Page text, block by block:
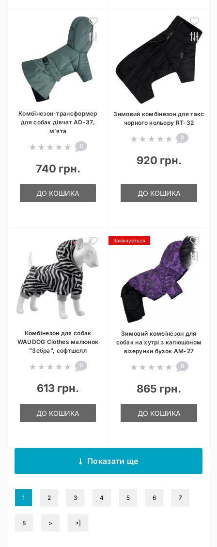
Комбінезон-трансформер
для собак дівчат AD-37,
м’ята
0
740 грн.
ДО КОШИКА
Зимовий комбінезон для такс
чорного кольору RT-32
0
920 грн.
ДО КОШИКА
Комбінезон для собак
WAUDOG Clothes малюнок
"Зебра", софтшелл
0
613 грн.
ДО КОШИКА
Закінчується
Зимовий комбінезон для
собак на хутрі з капюшоном
візерунки бузок AM-27
0
865 грн.
ДО КОШИКА
Показати ще
1 2 3 4 5 6 7
8 > >|